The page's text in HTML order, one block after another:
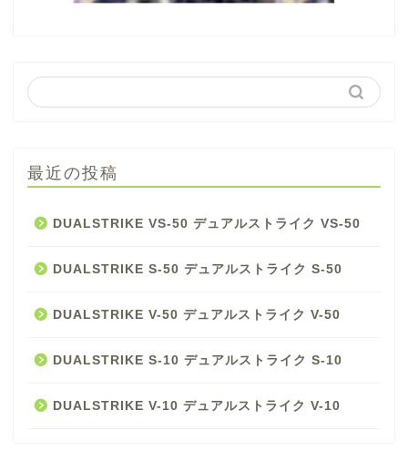
最近の投稿
DUALSTRIKE VS-50 デュアルストライク VS-50
DUALSTRIKE S-50 デュアルストライク S-50
DUALSTRIKE V-50 デュアルストライク V-50
DUALSTRIKE S-10 デュアルストライク S-10
DUALSTRIKE V-10 デュアルストライク V-10